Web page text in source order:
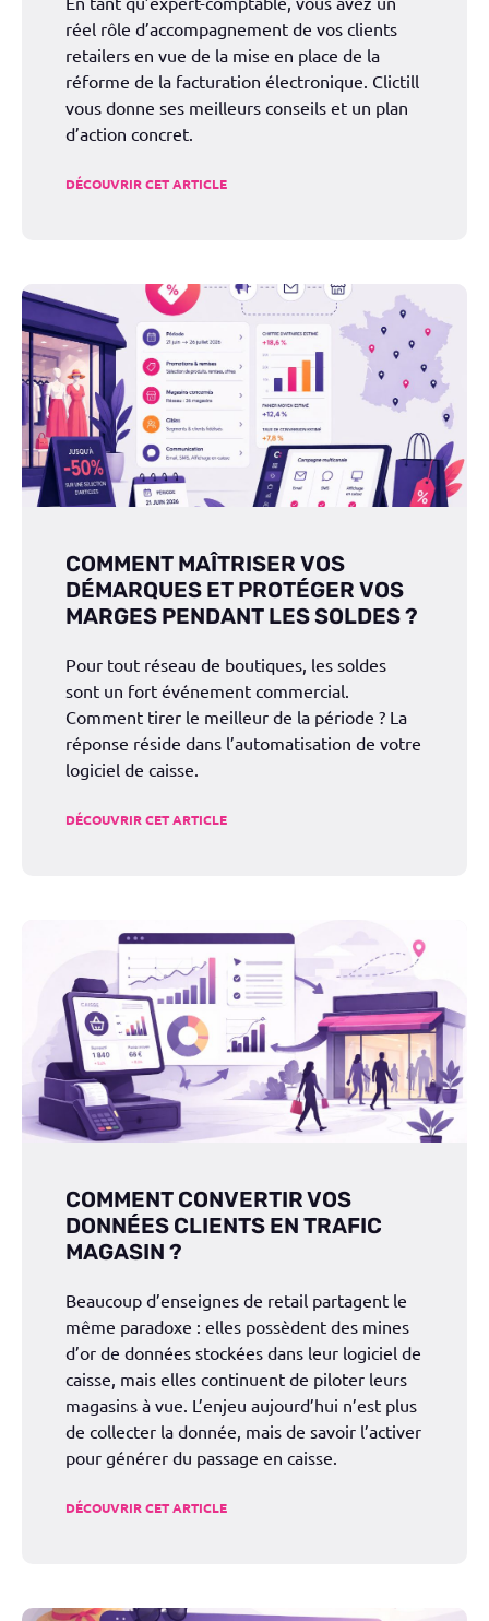
réel rôle d’accompagnement de vos clients
retailers en vue de la mise en place de la
réforme de la facturation électronique. Clictill
vous donne ses meilleurs conseils et un plan
d’action concret.
DÉCOUVRIR CET ARTICLE
COMMENT MAÎTRISER VOS
DÉMARQUES ET PROTÉGER VOS
MARGES PENDANT LES SOLDES ?
Pour tout réseau de boutiques, les soldes
sont un fort événement commercial.
Comment tirer le meilleur de la période ? La
réponse réside dans l’automatisation de votre
logiciel de caisse.
DÉCOUVRIR CET ARTICLE
COMMENT CONVERTIR VOS
DONNÉES CLIENTS EN TRAFIC
MAGASIN ?
Beaucoup d’enseignes de retail partagent le
même paradoxe : elles possèdent des mines
d’or de données stockées dans leur logiciel de
caisse, mais elles continuent de piloter leurs
magasins à vue. L’enjeu aujourd’hui n’est plus
de collecter la donnée, mais de savoir l’activer
pour générer du passage en caisse.
DÉCOUVRIR CET ARTICLE